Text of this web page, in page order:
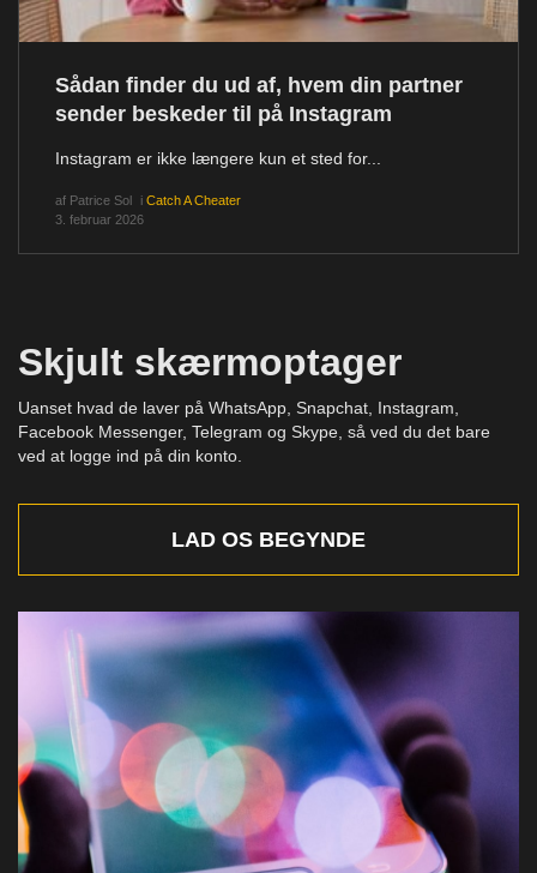
Sådan finder du ud af, hvem din partner
sender beskeder til på Instagram
Instagram er ikke længere kun et sted for...
af Patrice Sol i Catch A Cheater
3. februar 2026
Skjult skærmoptager
Uanset hvad de laver på WhatsApp, Snapchat, Instagram,
Facebook Messenger, Telegram og Skype, så ved du det bare
ved at logge ind på din konto.
LAD OS BEGYNDE